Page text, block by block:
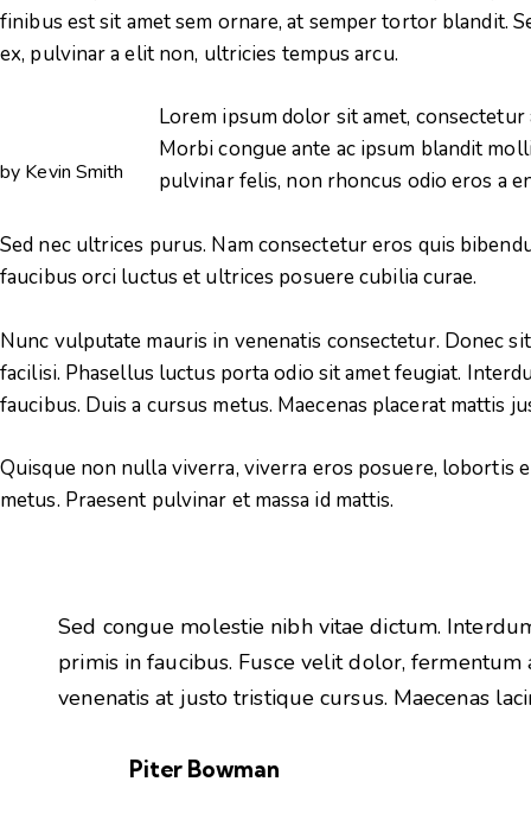
finibus est sit amet sem ornare, at semper tortor blandit.
ex, pulvinar a elit non, ultricies tempus arcu.
by Kevin Smith
Lorem ipsum dolor sit amet,
Morbi congue ante ac ipsum blandit
pulvinar felis, non rhoncus odio eros a
Sed nec ultrices purus. Nam consectetur eros quis
faucibus orci luctus et ultrices posuere cubilia curae.
Nunc vulputate mauris in venenatis consectetur. Donec
facilisi. Phasellus luctus porta odio sit amet feugiat.
faucibus. Duis a cursus metus. Maecenas placerat mattis
Quisque non nulla viverra, viverra eros posuere, lobortis
metus. Praesent pulvinar et massa id mattis.
Sed congue molestie nibh vitae dictum.
primis in faucibus. Fusce velit dolor,
venenatis at justo tristique cursus. Maecenas
Piter Bowman